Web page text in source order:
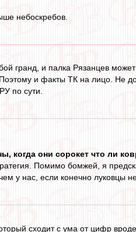
небоскребов.
гранд, и палка Рязанцев
и факты ТК на лицо. Не
по сути.
когда они сорокет что ли
Помимо бомжей, я
у нас, если конечно луковцы
сходит с ума от цифр